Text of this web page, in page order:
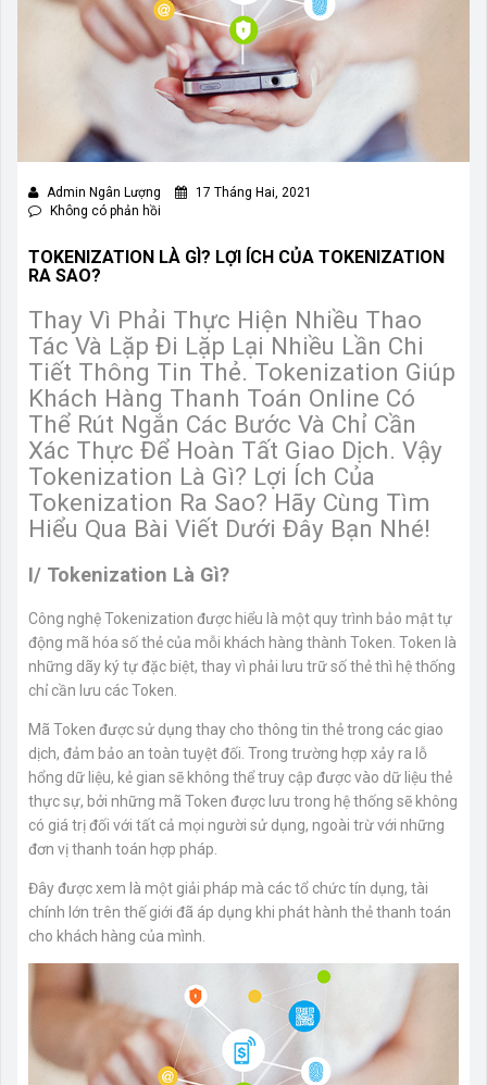
Admin Ngân Lượng
17 Tháng Hai, 2021
Không có phản hồi
TOKENIZATION LÀ GÌ? LỢI ÍCH CỦA TOKENIZATION
RA SAO?
Thay Vì Phải Thực Hiện Nhiều Thao
Tác Và Lặp Đi Lặp Lại Nhiều Lần Chi
Tiết Thông Tin Thẻ. Tokenization Giúp
Khách Hàng Thanh Toán Online Có
Thể Rút Ngắn Các Bước Và Chỉ Cần
Xác Thực Để Hoàn Tất Giao Dịch. Vậy
Tokenization Là Gì? Lợi Ích Của
Tokenization Ra Sao? Hãy Cùng Tìm
Hiểu Qua Bài Viết Dưới Đây Bạn Nhé!
I/ Tokenization Là Gì?
Công nghệ Tokenization được hiểu là một quy trình bảo mật tự
động mã hóa số thẻ của mỗi khách hàng thành Token. Token là
những dãy ký tự đặc biệt, thay vì phải lưu trữ số thẻ thì hệ thống
chỉ cần lưu các Token.
Mã Token được sử dụng thay cho thông tin thẻ trong các giao
dịch, đảm bảo an toàn tuyệt đối. Trong trường hợp xảy ra lỗ
hổng dữ liệu, kẻ gian sẽ không thể truy cập được vào dữ liệu thẻ
thực sự, bởi những mã Token được lưu trong hệ thống sẽ không
có giá trị đối với tất cả mọi người sử dụng, ngoài trừ với những
đơn vị thanh toán hợp pháp.
Đây được xem là một giải pháp mà các tổ chức tín dụng, tài
chính lớn trên thế giới đã áp dụng khi phát hành thẻ thanh toán
cho khách hàng của mình.